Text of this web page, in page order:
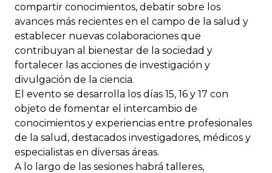
compartir conocimientos, debatir sobre los
avances más recientes en el campo de la salud y
establecer nuevas colaboraciones que
contribuyan al bienestar de la sociedad y
fortalecer las acciones de investigación y
divulgación de la ciencia.
El evento se desarrolla los días 15, 16 y 17 con
objeto de fomentar el intercambio de
conocimientos y experiencias entre profesionales
de la salud, destacados investigadores, médicos y
especialistas en diversas áreas.
A lo largo de las sesiones habrá talleres,